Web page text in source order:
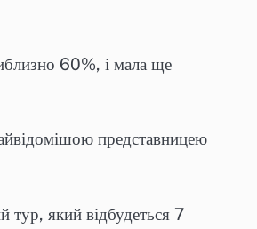
60%, і мала ще
представницею
тур, який відбудеться 7